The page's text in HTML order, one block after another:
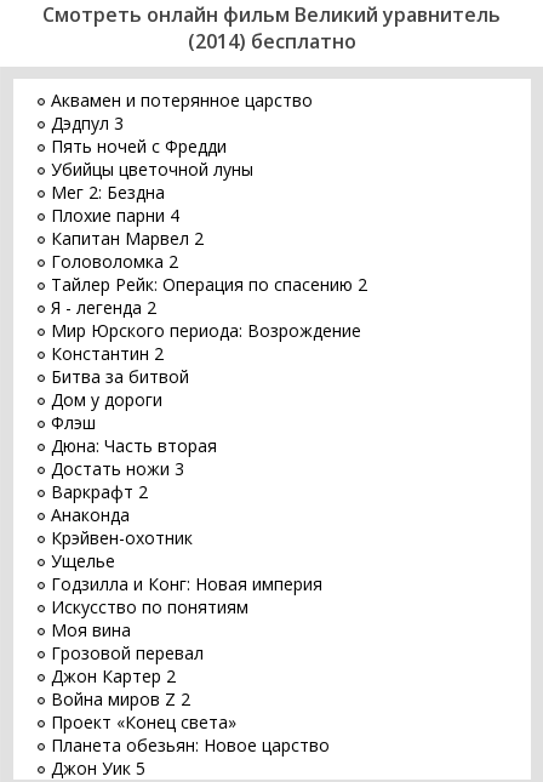
Смотреть онлайн фильм Великий уравнитель
(2014) бесплатно
Аквамен и потерянное царство
Дэдпул 3
Пять ночей с Фредди
Убийцы цветочной луны
Мег 2: Бездна
Плохие парни 4
Капитан Марвел 2
Головоломка 2
Тайлер Рейк: Операция по спасению 2
Я - легенда 2
Мир Юрского периода: Возрождение
Константин 2
Битва за битвой
Дом у дороги
Флэш
Дюна: Часть вторая
Достать ножи 3
Варкрафт 2
Анаконда
Крэйвен-охотник
Ущелье
Годзилла и Конг: Новая империя
Искусство по понятиям
Моя вина
Грозовой перевал
Джон Картер 2
Война миров Z 2
Проект «Конец света»
Планета обезьян: Новое царство
Джон Уик 5